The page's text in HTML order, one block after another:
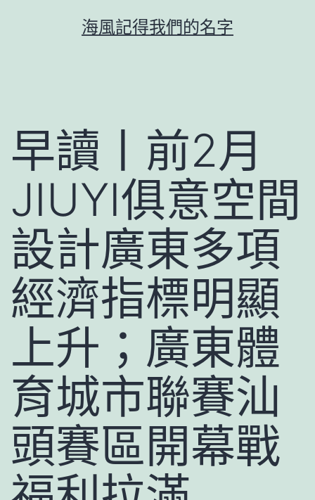
海風記得我們的名字
早讀丨前2月
JIUYI俱意空間
設計廣東多項
經濟指標明顯
上升；廣東體
育城市聯賽汕
頭賽區開幕戰